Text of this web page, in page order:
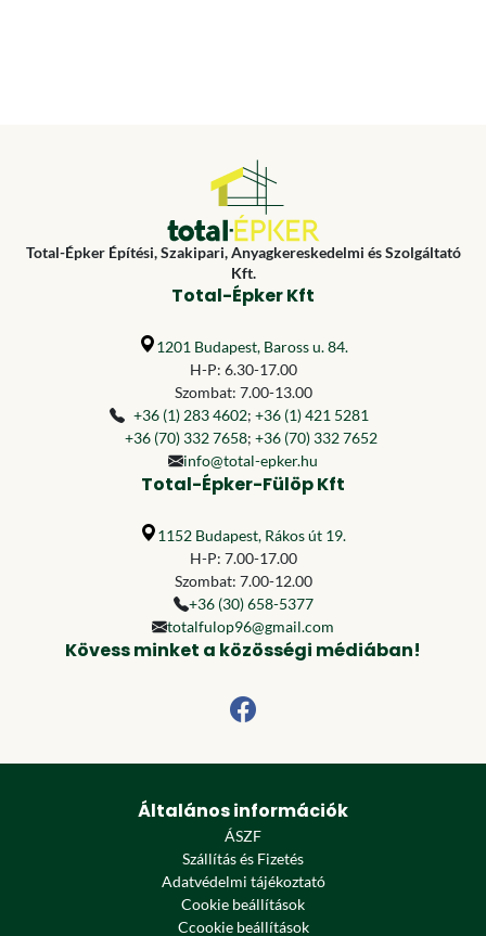
Total-Épker Építési, Szakipari, Anyagkereskedelmi és Szolgáltató
Kft.
Total-Épker Kft
1201 Budapest, Baross u. 84.
H-P: 6.30-17.00
Szombat: 7.00-13.00
+36 (1) 283 4602; +36 (1) 421 5281
+36 (70) 332 7658; +36 (70) 332 7652
info@total-epker.hu
Total-Épker-Fülöp Kft
1152 Budapest, Rákos út 19.
H-P: 7.00-17.00
Szombat: 7.00-12.00
+36 (30) 658-5377
totalfulop96@gmail.com
Kövess minket a közösségi médiában!
Általános információk
ÁSZF
Szállítás és Fizetés
Adatvédelmi tájékoztató
Cookie beállítások
Ccookie beállítások